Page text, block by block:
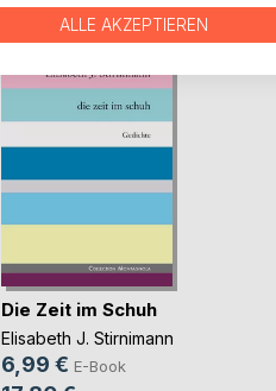
Die Zeit im Schuh
Elisabeth J. Stirnimann
6,99 € E-Book
ALLE AKZEPTIEREN